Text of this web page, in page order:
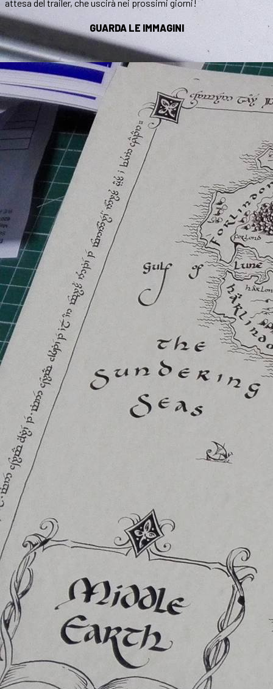
attesa del trailer, che uscirà nei prossimi giorni!
GUARDA LE IMMAGINI